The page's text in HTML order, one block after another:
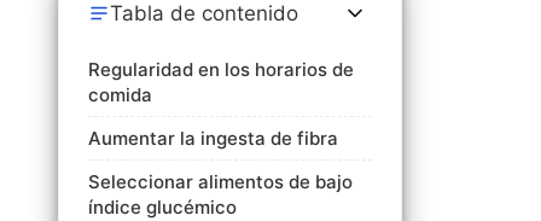
Tabla de contenido
Regularidad en los horarios de
comida
Aumentar la ingesta de fibra
Seleccionar alimentos de bajo
índice glucémico